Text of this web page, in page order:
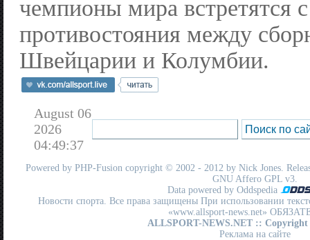
чемпионы мира встретятся
противостояния между
Швейцарии и Колумбии.
August 06
2026
04:49:37
Powered by PHP-Fusion copyright © 2002 - 2012 by Nick Jones.
GNU Affero GPL v3.
Data powered by Oddspedia
Новости спорта. Все права защищены При использовании
«www.allsport-news.net»
ALLSPORT-NEWS.NET :: Copyright
Реклама на сайте